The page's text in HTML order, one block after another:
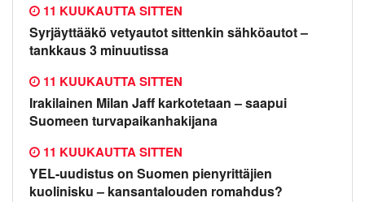
Syrjäyttääkö vetyautot sittenkin sähköautot –
tankkaus 3 minuutissa
11 KUUKAUTTA SITTEN
Irakilainen Milan Jaff karkotetaan – saapui
Suomeen turvapaikanhakijana
11 KUUKAUTTA SITTEN
YEL-uudistus on Suomen pienyrittäjien
kuolinisku – kansantalouden romahdus?
11 KUUKAUTTA SITTEN